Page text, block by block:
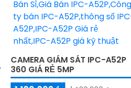
CAMERA GIÁM SÁT IPC-A52P
360 GIÁ RẺ 5MP